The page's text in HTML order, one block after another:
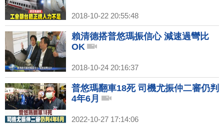
2018-10-22 20:55:48
賴清德搭普悠瑪振信心 減速過彎比
OK
2018-10-24 20:16:37
普悠瑪翻車18死 司機尤振仲二審仍判
4年6月
2022-10-27 17:14:06